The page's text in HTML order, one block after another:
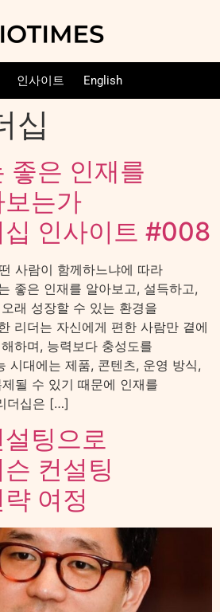
인사이트 English
십
좋은 인재를
는가
십 인사이트 #008
사람이 함께하느냐에 따라
좋은 인재를 알아보고, 설득하고,
래 성장할 수 있는 환경을
리더는 자신에게 편한 사람만 곁에
하며, 능력보다 충성도를
시대에는 제품, 콘텐츠, 운영 방식,
될 수 있기 때문에 인재를
더십은 […]
팅으로
컨설팅
여정